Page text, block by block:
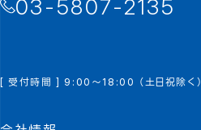
03-5807-2135
[ 受付時間 ] 9:00～18:00 （土日祝除く）